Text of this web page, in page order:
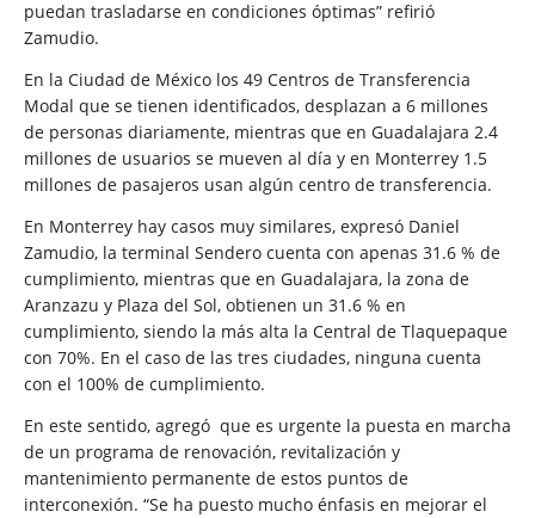
puedan trasladarse en condiciones óptimas” refirió
Zamudio.
En la Ciudad de México los 49 Centros de Transferencia
Modal que se tienen identificados, desplazan a 6 millones
de personas diariamente, mientras que en Guadalajara 2.4
millones de usuarios se mueven al día y en Monterrey 1.5
millones de pasajeros usan algún centro de transferencia.
En Monterrey hay casos muy similares, expresó Daniel
Zamudio, la terminal Sendero cuenta con apenas 31.6 % de
cumplimiento, mientras que en Guadalajara, la zona de
Aranzazu y Plaza del Sol, obtienen un 31.6 % en
cumplimiento, siendo la más alta la Central de Tlaquepaque
con 70%. En el caso de las tres ciudades, ninguna cuenta
con el 100% de cumplimiento.
En este sentido, agregó que es urgente la puesta en marcha
de un programa de renovación, revitalización y
mantenimiento permanente de estos puntos de
interconexión. “Se ha puesto mucho énfasis en mejorar el